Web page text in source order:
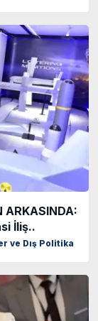
ARKASINDA:
İliş..
ve Dış Politika